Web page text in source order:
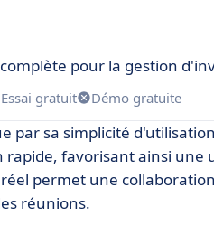
pour la gestion
Essai gratuit Démo gratuite
par sa simplicité
rapide, favorisant ainsi une
permet une
réunions.